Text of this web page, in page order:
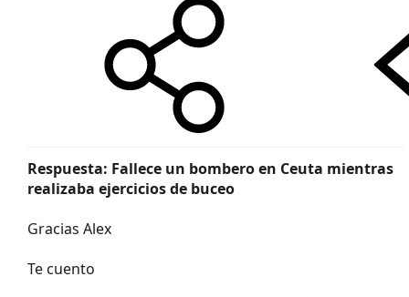
Respuesta: Fallece un bombero en Ceuta mientras
realizaba ejercicios de buceo
Gracias Alex
Te cuento